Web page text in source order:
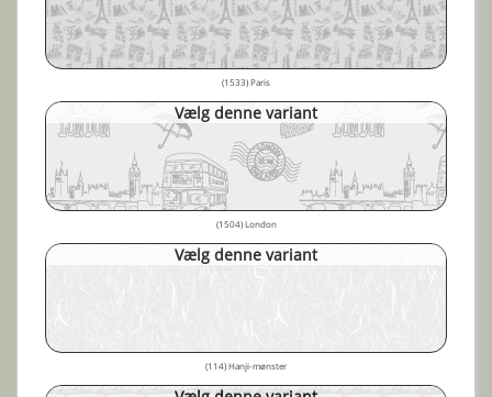
(1533) Paris
Vælg denne variant
(1504) London
Vælg denne variant
(114) Hanji-mønster